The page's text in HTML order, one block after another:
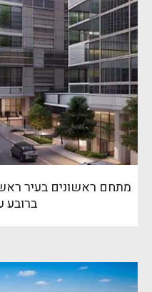
מתחם ראשונים בעיר
ברובע